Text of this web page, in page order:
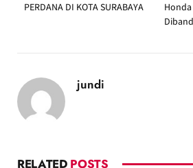
PERDANA DI KOTA SURABAYA
jundi
RELATED POSTS